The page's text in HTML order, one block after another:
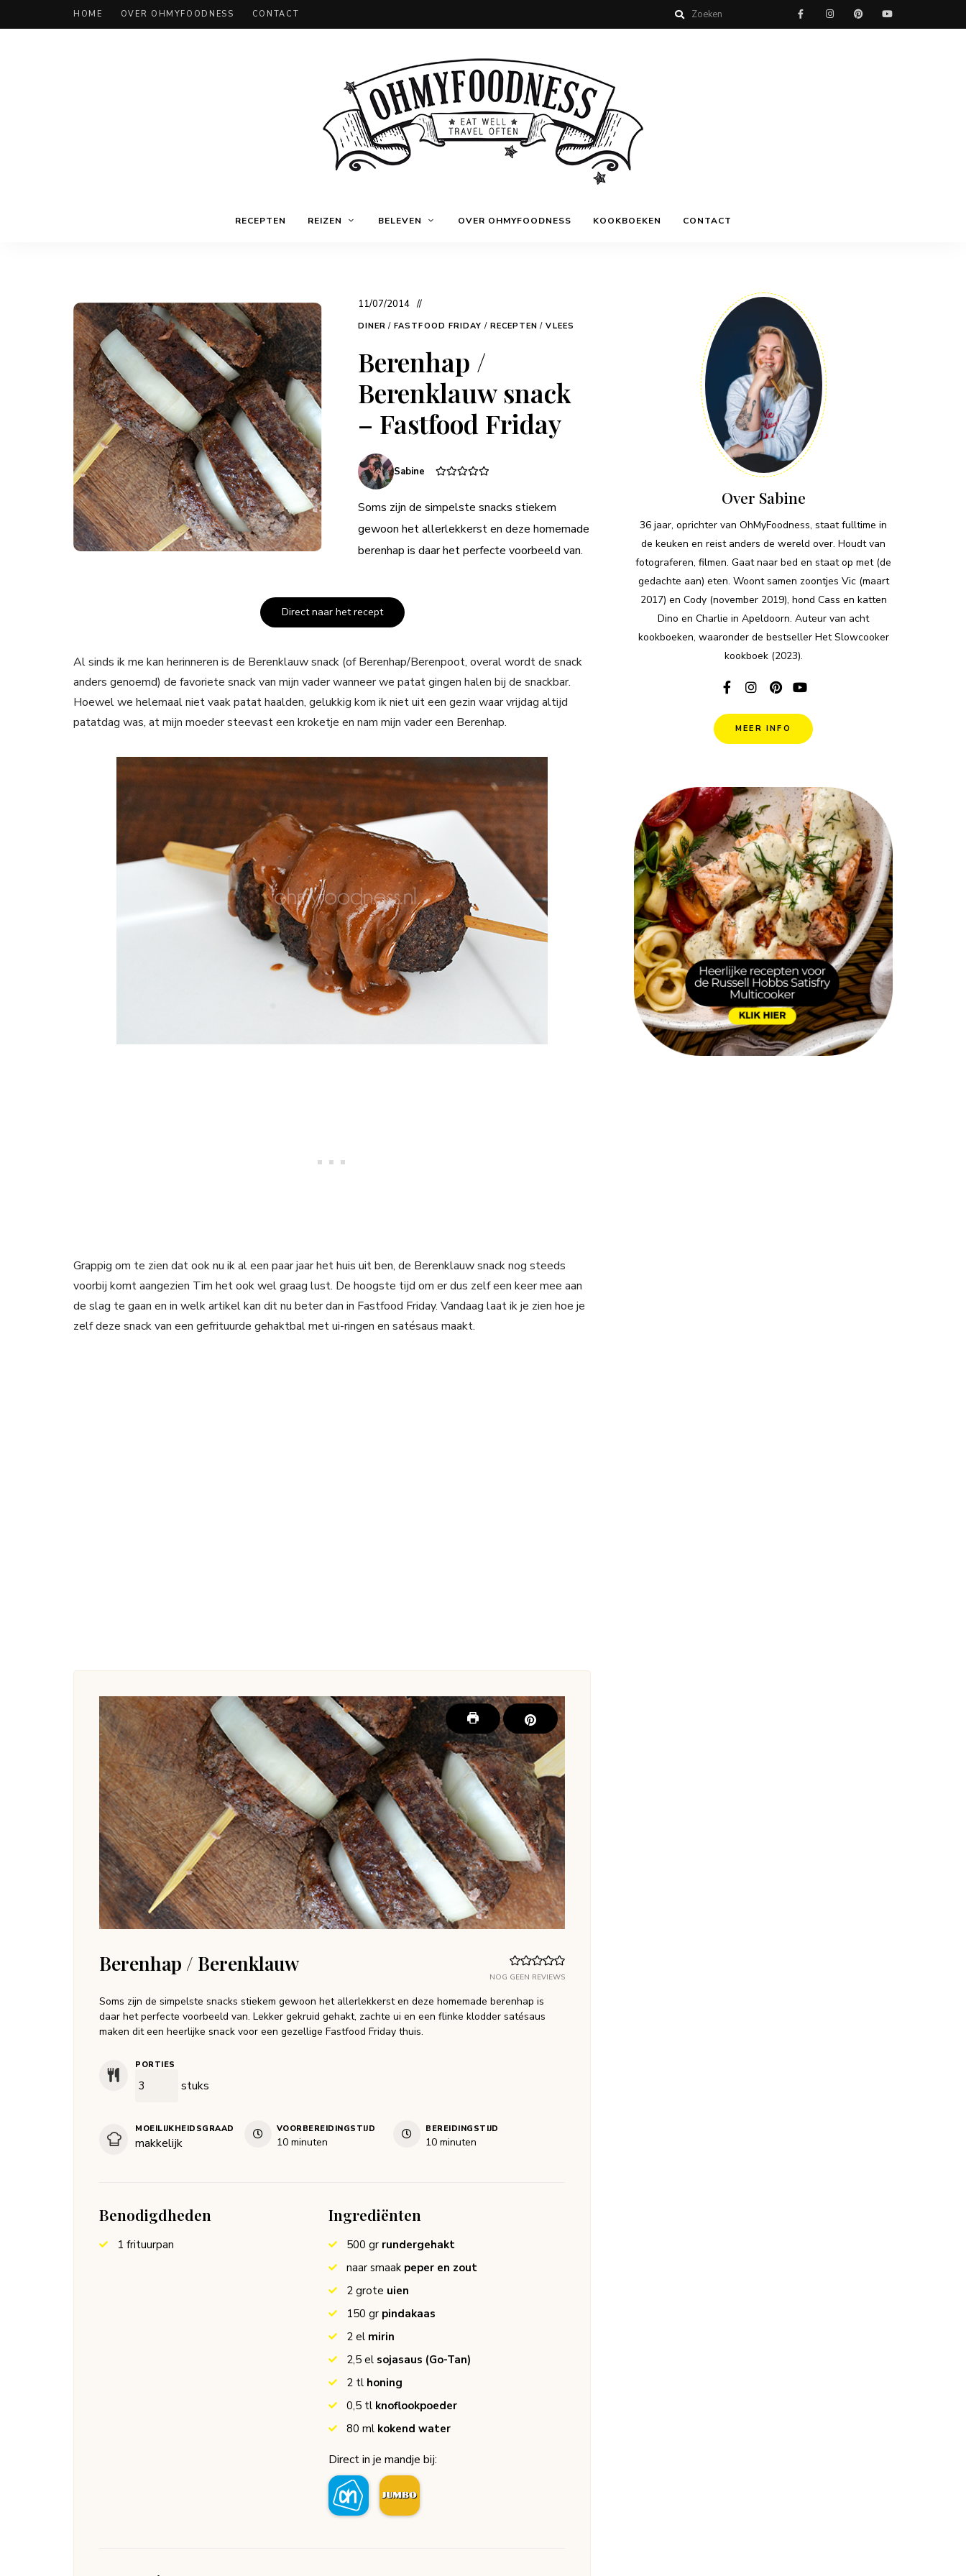
HOME OVER OHMYFOODNESS CONTACT
OhMyFoodness
well
Travel
RECEPTEN REIZEN BELEVEN OVER OHMYFOODNESS KOOKBOEKEN CONTACT
11/07/2014
DINER / FASTFOOD FRIDAY / RECEPTEN / VLEES
Berenhap /
Berenklauw snack
– Fastfood Friday
Sabine
Soms zijn de simpelste snacks stiekem
gewoon het allerlekkerst en deze homemade
berenhap is daar het perfecte voorbeeld van.
Direct naar het recept
Al sinds ik me kan herinneren is de Berenklauw snack (of Berenhap/Berenpoot, overal wordt de snack
anders genoemd) de favoriete snack van mijn vader wanneer we patat gingen halen bij de snackbar.
Hoewel we helemaal niet vaak patat haalden, gelukkig kom ik niet uit een gezin waar vrijdag altijd
patatdag was, at mijn moeder steevast een kroketje en nam mijn vader een Berenhap.
Grappig om te zien dat ook nu ik al een paar jaar het huis uit ben, de Berenklauw snack nog steeds
voorbij komt aangezien Tim het ook wel graag lust. De hoogste tijd om er dus zelf een keer mee aan
de slag te gaan en in welk artikel kan dit nu beter dan in Fastfood Friday. Vandaag laat ik je zien hoe je
zelf deze snack van een gefrituurde gehaktbal met ui-ringen en satésaus maakt.
NOG GEEN REVIEWS
Berenhap / Berenklauw
Soms zijn de simpelste snacks stiekem gewoon het allerlekkerst en deze homemade berenhap is
daar het perfecte voorbeeld van. Lekker gekruid gehakt, zachte ui en een flinke klodder satésaus
maken dit een heerlijke snack voor een gezellige Fastfood Friday thuis.
PORTIES
stuks
MOEILIJKHEIDSGRAAD
makkelijk
VOORBEREIDINGSTIJD
10minuten
minuten
BEREIDINGSTIJD
10minuten
minuten
Benodigdheden
1 frituurpan
Ingrediënten
500 gr rundergehakt
naar smaak peper en zout
2 grote uien
150 gr pindakaas
2 el mirin
2,5 el sojasaus (Go-Tan)
2 tl honing
0,5 tl knoflookpoeder
80 ml kokend water
Direct in je mandje bij:
Over Sabine
36 jaar, oprichter van OhMyFoodness, staat fulltime in
de keuken en reist anders de wereld over. Houdt van
fotograferen, filmen. Gaat naar bed en staat op met (de
gedachte aan) eten. Woont samen zoontjes Vic (maart
2017) en Cody (november 2019), hond Cass en katten
Dino en Charlie in Apeldoorn. Auteur van acht
kookboeken, waaronder de bestseller Het Slowcooker
kookboek (2023).
MEER INFO